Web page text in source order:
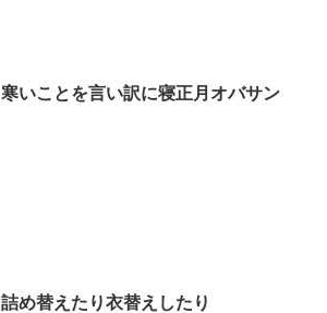
寒いことを言い訳に寝正月オバサン
詰め替えたり衣替えしたり